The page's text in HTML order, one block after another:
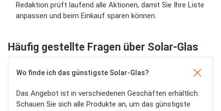
Redaktion prüft laufend alle Aktionen, damit Sie Ihre Liste
anpassen und beim Einkauf sparen können.
Häufig gestellte Fragen über Solar-Glas
Wo finde ich das günstigste Solar-Glas?
Das Angebot ist in verschiedenen Geschäften erhältlich.
Schauen Sie sich alle Produkte an, um das günstigste